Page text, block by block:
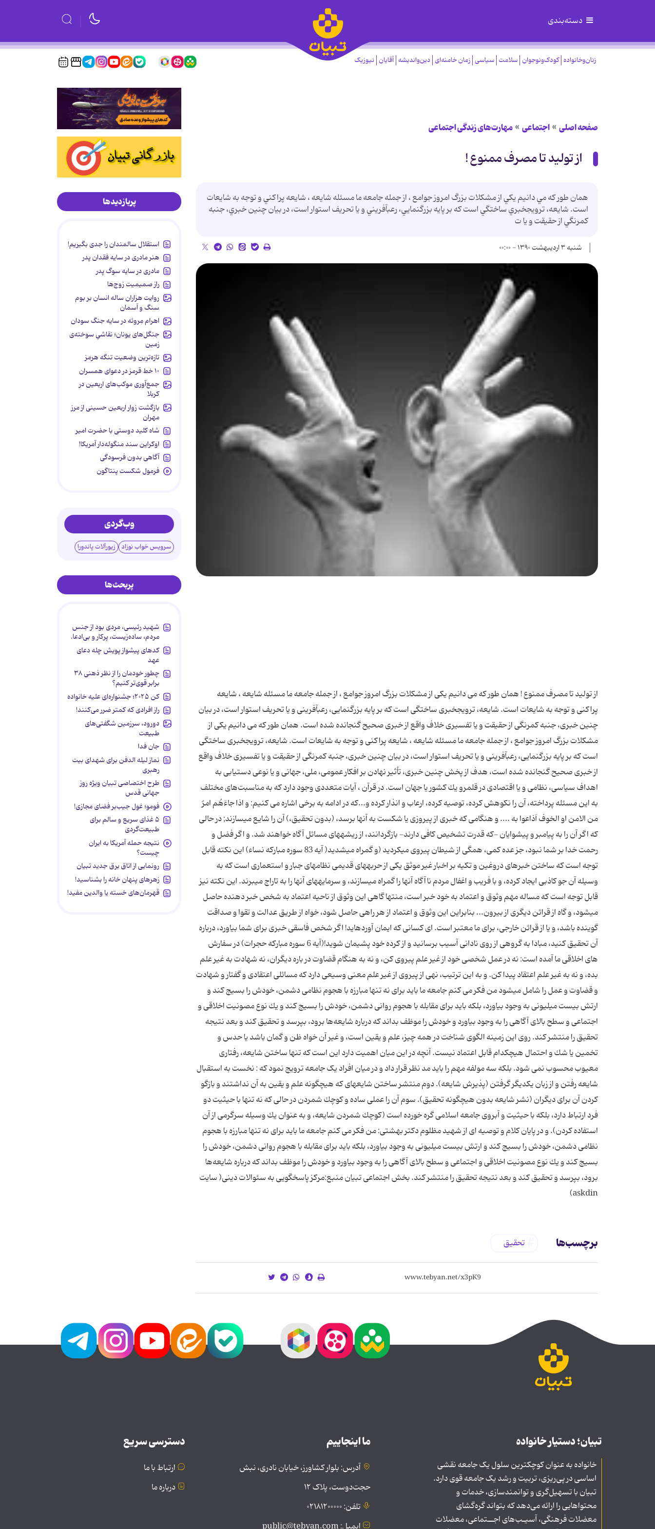
دسته‌بندی
زنان‌وخانواده کودک‌ونوجوان سلامت سیاسی زمان خامنه‌ای دین‌واندیشه آقایان نیوزیک
صفحه اصلی اجتماعی مهارت‌های زندگی اجتماعی
از تولید تا مصرف ممنوع !
همان طور كه مي دانيم يكي از مشكلات بزرگ امروز جوامع ، از جمله جامعه ما مسئله شايعه ، شايعه پراكني و توجه به شايعات
است. شايعه، ترويج‏خبري ساختگي است كه بر پايه بزرگ‏نمايي، رعب‏آفريني و يا تحريف استوار است، در بيان چنين خبري، جنبه
كم‏رنگي از حقيقت و يا ت
شنبه ۳ اردیبهشت ۱۳۹۰ - ۰۰:۰۰
از تولید تا مصرف ممنوع ! همان طور كه می دانیم یكی از مشكلات بزرگ امروز جوامع ، از جمله جامعه ما مسئله شایعه ، شایعه
پراكنی و توجه به شایعات است. شایعه، ترویج‏خبری ساختگی است كه بر پایه بزرگ‏نمایی، رعب‏آفرینی و یا تحریف استوار است، در بیان
چنین خبری، جنبه كم‏رنگی از حقیقت و یا تفسیری خلاف واقع از خبری صحیح گنجانده شده است. همان طور كه می دانیم یكی از
مشكلات بزرگ امروز جوامع ، از جمله جامعه ما مسئله شایعه ، شایعه پراكنی و توجه به شایعات است. شایعه، ترویج‏خبری ساختگی
است كه بر پایه بزرگ‏نمایی، رعب‏آفرینی و یا تحریف استوار است، در بیان چنین خبری، جنبه كم‏رنگی از حقیقت و یا تفسیری خلاف واقع
از خبری صحیح گنجانده شده است، هدف از پخش چنین خبری، تأثیر نهادن بر افكار عمومی، ملی، جهانی و یا نوعی دستیابی به
اهداف سیاسی، نظامی و یا اقتصادی در قلمرو یك كشور یا جهان است‏. در قرآن ، آیات متعددی وجود دارد كه به مناسبت‌های مختلف
به این مسئله پرداخته، آن را نكوهش كرده، توصیه كرده، ارعاب و انذار كرده و...كه در ادامه به برخی اشاره می كنیم: و اذا جاءَهُم امرٌ
من الامن او الخوف اَذاعوا به .... و هنگامى كه خبرى از پیروزى یا شكست به آنها برسد، (بدون تحقیق،) آن را شایع مى‏سازند; در حالى
كه اگر آن را به پیامبر و پیشوایان -كه قدرت تشخیص كافى دارند- بازگردانند، از ریشه‏هاى مسائل آگاه خواهند شد. و اگر فضل و
رحمت خدا بر شما نبود، جز عده كمى، همگى از شیطان پیروى مى‏كردید (و گمراه مى‏شدید( آیه 83 سوره مباركه نساء) این نكته قابل
توجه است كه ساختن خبرهای دروغین و تكیه بر اخبار غیر موثق یكی از حربه‏های قدیمی نظامهای جبار و استعماری است كه به
وسیله آن جو كاذبی ایجاد كرده، و با فریب و اغفال مردم ناآگاه آنها را گمراه می‏سازند، و سرمایه‏های آنها را به تاراج می‏برند. این نكته نیز
قابل توجه است كه مساله مهم وثوق و اعتماد به خود خبر است، منتها گاهی این وثوق از ناحیه اعتماد به شخص خبر دهنده حاصل
می‏شود، و گاه از قرائن دیگری از بیرون... بنابراین این وثوق و اعتماد از هر راهی حاصل شود، خواه از طریق عدالت و تقوا و صداقت
گوینده باشد، و یا از قرائن خارجی، برای ما معتبر است. اى كسانى كه ایمان آورده‏اید! اگر شخص فاسقى خبرى براى شما بیاورد، درباره
آن تحقیق كنید، مبادا به گروهى از روى نادانى آسیب برسانید و از كرده خود پشیمان شوید!(آیه 6 سوره مباركه حجرات) در سفارش
های اخلاقی ما آمده است: نه در عمل شخصی خود از غیر علم پیروی كن، و نه به هنگام قضاوت در باره دیگران، نه شهادت به غیر علم
بده، و نه به غیر علم اعتقاد پیدا كن. و به این ترتیب، نهی از پیروی از غیر علم معنی وسیعی دارد كه مسائلی اعتقادی و گفتار و شهادت
و قضاوت و عمل را شامل می‏شود من فكر می كنم جامعه ما باید برای نه تنها مبارزه با هجوم نظامی دشمن، خودش را بسیج كند و
ارتش بیست میلیونی به وجود بیاورد، بلكه باید برای مقابله با هجوم روانی دشمن، خودش را بسیج كند و یك نوع مصونیت اخلاقی و
اجتماعی و سطح بالای آگاهی را به وجود بیاورد و خودش را موظف بداند كه درباره شایعه‌ها برود، بپرسد و تحقیق كند و بعد نتیجه
تحقیق را منتشر كند. روی این زمینه الگوی شناخت در همه چیز، علم و یقین است، و غیر آن خواه ظن و گمان باشد یا حدس و
تخمین یا شك و احتمال هیچكدام قابل اعتماد نیست. آنچه در این میان اهمیت دارد این است که تنها ساختن شایعه، رفتاری
معیوب محسوب نمی شود. بلکه سه مولفه مهم را باید مد نظر قرار داد و در میان افراد یک جامعه ترویج نمود که : نخست به استقبال
شایعه رفتن و از زبان یكدیگر گرفتن (پذیرش شایعه). دوم منتشر ساختن شایعه‏ای كه هیچگونه علم و یقین به آن نداشتند و بازگو
كردن آن برای دیگران (نشر شایعه بدون هیچگونه تحقیق). سوم آن را عملی ساده و كوچك شمردن در حالی كه نه تنها با حیثیت دو
فرد ارتباط دارد، بلكه با حیثیت و آبروی جامعه اسلامی گره خورده است (كوچك شمردن شایعه، و به عنوان یك وسیله سرگرمی از آن
استفاده كردن). و در پایان كلام و توصیه ای از شهید مظلوم دكتر بهشتی: من فكر می كنم جامعه ما باید برای نه تنها مبارزه با هجوم
نظامی دشمن، خودش را بسیج كند و ارتش بیست میلیونی به وجود بیاورد، بلكه باید برای مقابله با هجوم روانی دشمن، خودش را
بسیج كند و یك نوع مصونیت اخلاقی و اجتماعی و سطح بالای آگاهی را به وجود بیاورد و خودش را موظف بداند كه درباره شایعه‌ها
برود، بپرسد و تحقیق كند و بعد نتیجه تحقیق را منتشر كند. بخش اجتماعی تبیان منبع:مرکز پاسخگویی به سئوالات دینی( سایت
askdin)
برچسب‌ها تحقیق
پربازدیدها
استقلال سالمندان را جدی بگیریم!
هنر مادری در سایه‌ فقدان پدر
مادری در سایه سوگ پدر
راز صمیمیت زوج‌ها
روایت هزاران ساله انسان بر بوم
سنگ و آسمان
اهرام مِروئه در سایه جنگ سودان
جنگل‌های یونان؛ نقاشیِ سوخته‌ی
زمین
تازه‌ترین وضعیت تنگه هرمز
۱۰ خط قرمز در دعوای همسران
جمع‌آوری موکب‌های اربعین در
کربلا
بازگشت زوار اربعین حسینی از مرز
مهران
شاه کلید دوستی با حضرت امیر
اوکراین سند منگوله‌دار آمریکا!
آگاهی بدون فرسودگی
فرمول شکست پنتاگون
وب‌گردی
سرویس خواب نوزاد زیورآلات پاندورا
پربحث‌ها
شهید رئیسی، مردی بود از جنس
مردم، ساده‌زیست، پرکار و بی‌ادعا.
کدهای پیشواز پویش چله دعای
عهد
چطور خودمان را از نظر ذهنی ۳۸
برابر قوی‌تر کنیم؟
کن ۲۰۲۵؛ جشنواره‌ای علیه خانواده
راز افرادی که کمتر ضرر می‌کنند!
دورود، سرزمین شگفتی‌های
طبیعت
جان فدا
نماز لیله الدفن برای شهدای بیت
رهبری
طرح اختصاصی تبیان ویژه روز
جهانی قدس
فومو؛ غول جیب‌بر فضای مجازی!
۵ غذای سریع و سالم برای
طبیعت‌گردی
نتیجه حمله آمریکا به ایران
چیست؟
رونمایی از اتاق برق جدید تبیان
زهرهای پنهان خانه را بشناسید!
قهرمان‌های خسته یا والدین مفید!
تبیان؛ دستیار خانواده
خانواده به عنوان کوچکترین سلول یک جامعه نقشی
اساسی در پی‌ریزی، تربیت و رشد یک جامعه قوی دارد.
تبیان با تسهیل‌گری و توانمندسازی، خدمات و
محتواهایی را ارائه می‌دهد که بتواند گره‌گشای
معضلات فرهنگی، آسیـب‌های اجــتماعی، معضلات
ما اینجاییم
آدرس: بلوار کشاورز، خیابان نادری، نبش
حجت‌دوست، پلاک ۱۲
تلفن: ۰۲۱۸۱۲۰۰۰۰۰
دسترسی سریع
ارتباط با ما
درباره ما